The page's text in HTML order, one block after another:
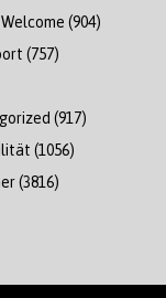
(904)
(757)
(917)
(1056)
(3816)